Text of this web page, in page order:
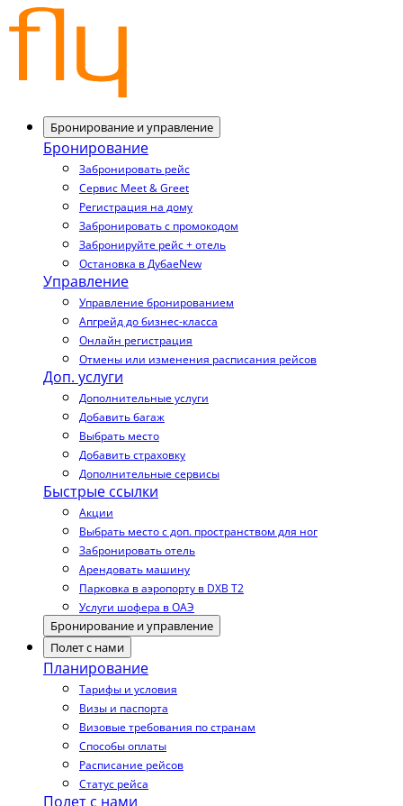
Бронирование и управление
Бронирование
Забронировать рейс
Сервис Meet & Greet
Регистрация на дому
Забронировать с промокодом
Забронируйте рейс + отель
Остановка в ДубаеNew
Управление
Управление бронированием
Апгрейд до бизнес-класса
Онлайн регистрация
Отмены или изменения расписания рейсов
Доп. услуги
Дополнительные услуги
Добавить багаж
Выбрать место
Добавить страховку
Дополнительные сервисы
Быстрые ссылки
Акции
Выбрать место с доп. пространством для ног
Забронировать отель
Арендовать машину
Парковка в аэропорту в DXB T2
Услуги шофера в ОАЭ
Бронирование и управление
Полет с нами
Планирование
Тарифы и условия
Визы и паспорта
Визовые требования по странам
Способы оплаты
Расписание рейсов
Статус рейса
Полет с нами